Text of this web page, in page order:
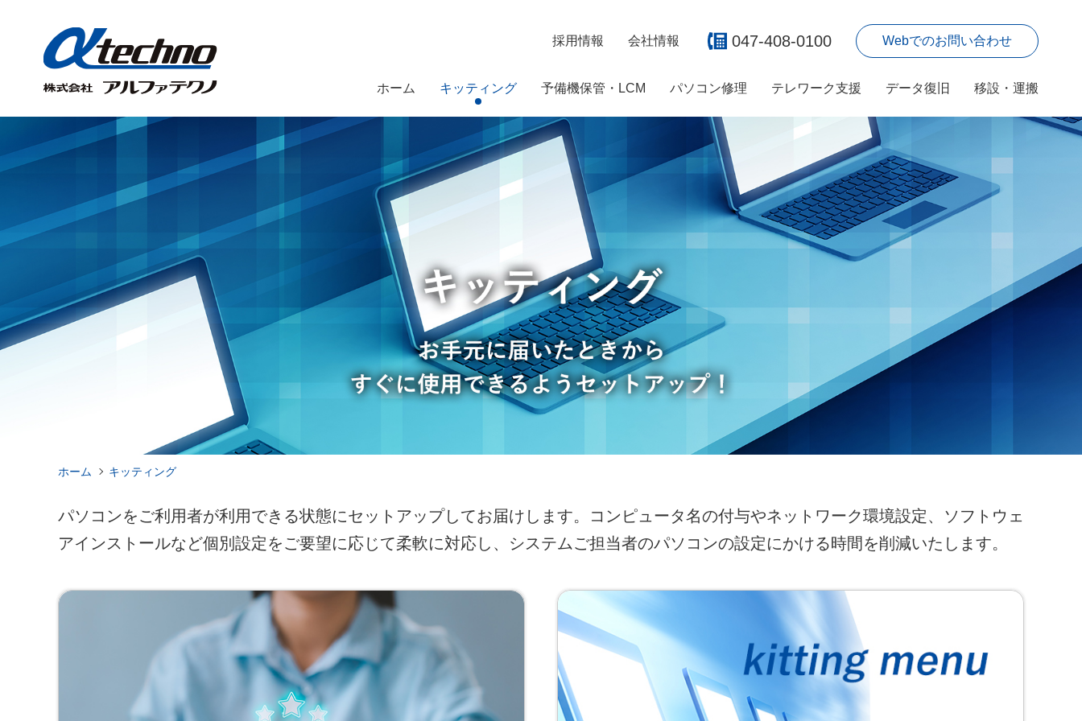
採用情報 会社情報 047-408-0100 Webでのお問い合わせ
ホーム キッティング 予備機保管・LCM パソコン修理 テレワーク支援 データ復旧 移設・運搬
ホーム キッティング
パソコンをご利用者が利用できる状態にセットアップしてお届けします。コンピュータ名の付与やネットワーク環境設定、ソフトウェ
アインストールなど個別設定をご要望に応じて柔軟に対応し、システムご担当者のパソコンの設定にかける時間を削減いたします。